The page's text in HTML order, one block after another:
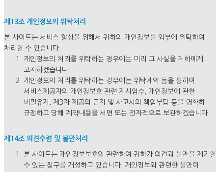
제13조 개인정보의 위탁처리
본 사이트는 서비스 향상을 위해서 귀하의 개인정보를 외부에 위탁하여
처리할 수 있습니다.
개인정보의 처리를 위탁하는 경우에는 미리 그 사실을 귀하에게
고지하겠습니다.
개인정보의 처리를 위탁하는 경우에는 위탁계약 등을 통하여
서비스제공자의 개인정보호 관련 지시엄수, 개인정보에 관한
비밀유지, 제3자 제공의 금지 및 사고시의 책임부담 등을 명확히
규정하고 당해 계약내용을 서면 또는 전자적으로 보관하겠습니다.
제14조 의견수렴 및 불만처리
본 사이트는 개인정보보호와 관련하여 귀하가 의견과 불만을 제기할
수 있는 창구를 개설하고 있습니다. 개인정보와 관련한 불만이